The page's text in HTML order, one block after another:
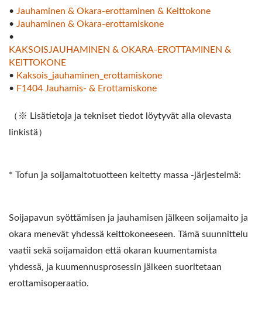
• Jauhaminen & Okara-erottaminen & Keittokone
• Jauhaminen & Okara-erottamiskone
•
KAKSOISJAUHAMINEN & OKARA-EROTTAMINEN &
KEITTOKONE
• Kaksois_jauhaminen_erottamiskone
• F1404 Jauhamis- & Erottamiskone
（※ Lisätietoja ja tekniset tiedot löytyvät alla olevasta
linkistä）
* Tofun ja soijamaitotuotteen keitetty massa -järjestelmä:
Soijapavun syöttämisen ja jauhamisen jälkeen soijamaito ja
okara menevät yhdessä keittokoneeseen. Tämä suunnittelu
vaatii sekä soijamaidon että okaran kuumentamista
yhdessä, ja kuumennusprosessin jälkeen suoritetaan
erottamisoperaatio.